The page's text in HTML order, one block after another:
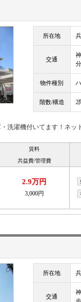
所在地
交通
分
物件種別
階数/構造 2
洗濯機付いてます！ネッ
賃料
共益費/管理費
2.9万円
3,000円
所在地
交通